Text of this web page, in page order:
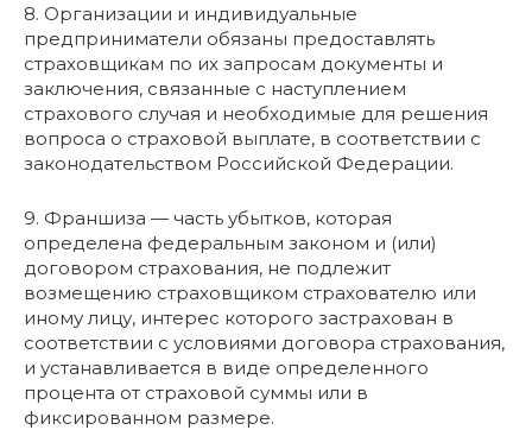
8. Организации и индивидуальные
предприниматели обязаны предоставлять
страховщикам по их запросам документы и
заключения, связанные с наступлением
страхового случая и необходимые для решения
вопроса о страховой выплате, в соответствии с
законодательством Российской Федерации.
9. Франшиза — часть убытков, которая
определена федеральным законом и (или)
договором страхования, не подлежит
возмещению страховщиком страхователю или
иному лицу, интерес которого застрахован в
соответствии с условиями договора страхования,
и устанавливается в виде определенного
процента от страховой суммы или в
фиксированном размере.